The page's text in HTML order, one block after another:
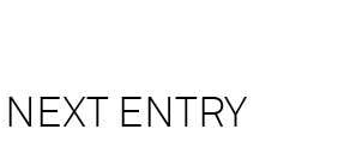
NEXT ENTRY